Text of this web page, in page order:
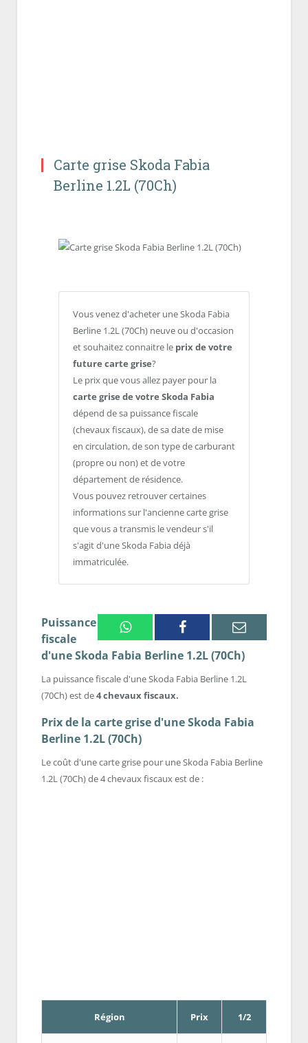
Carte grise Skoda Fabia
Berline 1.2L (70Ch)
Vous venez d'acheter une Skoda Fabia
Berline 1.2L (70Ch) neuve ou d'occasion
et souhaitez connaitre le prix de votre
future carte grise?
Le prix que vous allez payer pour la
carte grise de votre Skoda Fabia
dépend de sa puissance fiscale
(chevaux fiscaux), de sa date de mise
en circulation, de son type de carburant
(propre ou non) et de votre
département de résidence.
Vous pouvez retrouver certaines
informations sur l'ancienne carte grise
que vous a transmis le vendeur s'il
s'agit d'une Skoda Fabia déjà
immatriculée.
WhatsappFacebook Email
Puissance
fiscale
d'une Skoda Fabia Berline 1.2L (70Ch)
La puissance fiscale d'une Skoda Fabia Berline 1.2L
(70Ch) est de4 chevaux fiscaux.
Prix de la carte grise d'une Skoda Fabia
Berline 1.2L (70Ch)
Le coût d'une carte grise pour une Skoda Fabia Berline
1.2L (70Ch) de 4 chevaux fiscaux est de :
Région Prix 1/2